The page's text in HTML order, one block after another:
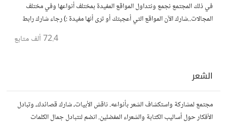
في ذلك المجتمع نجمع ونتداول المواقع المفيدة بمختلف أنواعها وفي مختلف
المجالات..شارك الآن المواقع التي أعجبتك أو ترى أنها مفيدة :) رجاء شارك رابط
72.4 ألف متابع
الشعر
مجتمع لمشاركة واستكشاف الشعر بأنواعه. ناقش الأبيات، شارك قصائدك، وتبادل
الأفكار حول أساليب الكتابة والشعراء المفضلين. انضم لنتبادل جمال الكلمات